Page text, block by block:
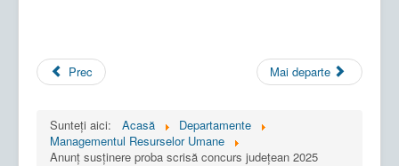
Prec Mai departe
Sunteți aici: Acasă
Departamente
Managementul Resurselor Umane
Anunț susținere proba scrisă concurs județean 2025